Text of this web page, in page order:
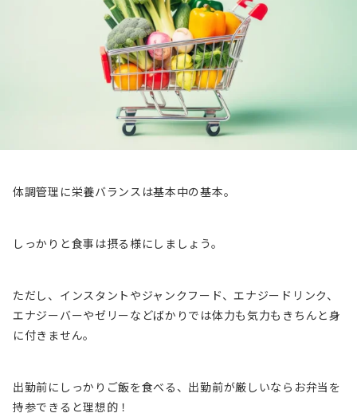
体調管理に栄養バランスは基本中の基本。
しっかりと食事は摂る様にしましょう。
ただし、インスタントやジャンクフード、エナジードリンク、
エナジーバーやゼリーなどばかりでは体力も気力もきちんと身
に付きません。
出勤前にしっかりご飯を食べる、出勤前が厳しいならお弁当を
持参できると理想的！